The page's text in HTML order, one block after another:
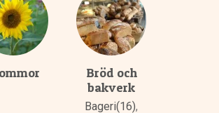
Bröd och
bakverk
Bageri(16),